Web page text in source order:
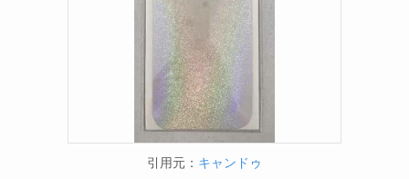
【100均】ダイソー/
セリア等でカトラリ
ー収納ポーチは買え
る？選び方＆活用
法！
引用元： キャンドゥ